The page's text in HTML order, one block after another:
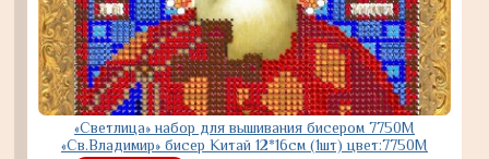
«Светлица» набор для вышивания бисером 7750М
«Св.Владимир» бисер Китай 12*16см (1шт) цвет:7750М